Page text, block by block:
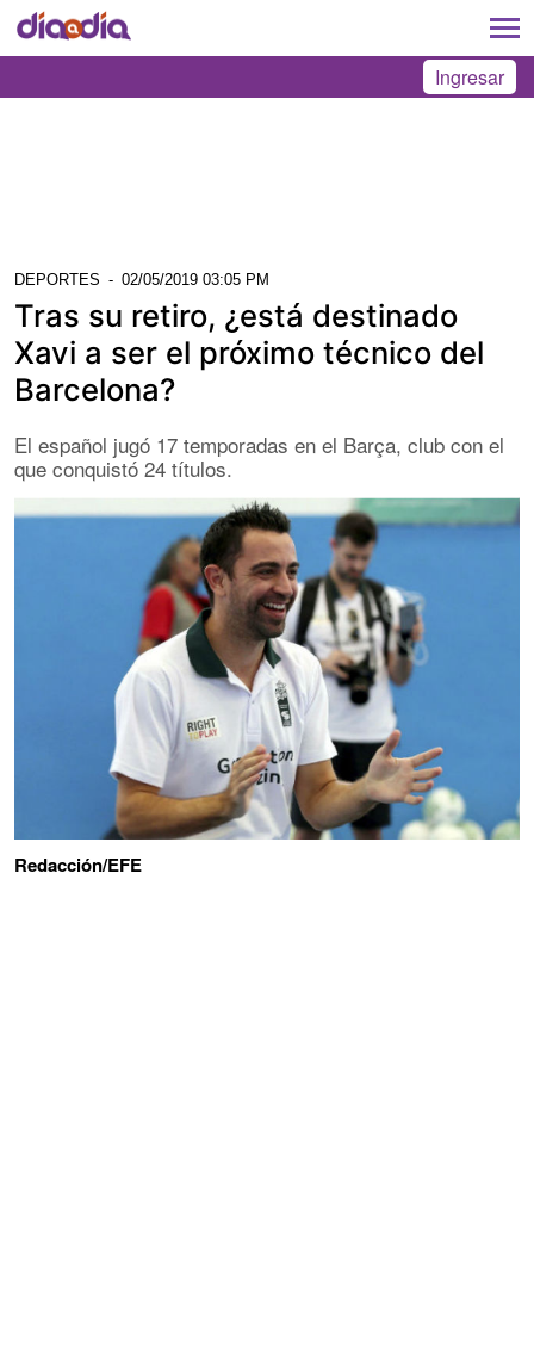
Ingresar
DEPORTES - 02/05/2019 03:05 PM
Tras su retiro, ¿está destinado
Xavi a ser el próximo técnico del
Barcelona?
El español jugó 17 temporadas en el Barça, club con el
que conquistó 24 títulos.
Redacción/EFE